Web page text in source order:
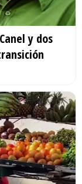
y dos